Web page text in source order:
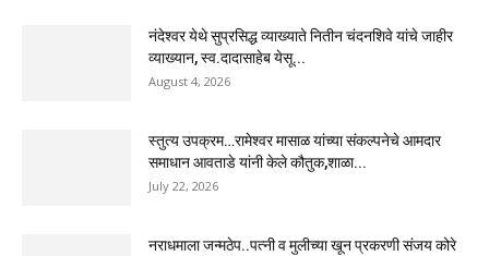
नंदेश्वर येथे सुप्रसिद्ध व्याख्याते नितीन चंदनशिवे यांचे जाहीर
व्याख्यान, स्व.दादासाहेब येसू...
August 4, 2026
स्तुत्य उपक्रम…रामेश्वर मासाळ यांच्या संकल्पनेचे आमदार
समाधान आवताडे यांनी केले कौतुक,शाळा...
July 22, 2026
नराधमाला जन्मठेप..पत्नी व मुलीच्या खून प्रकरणी संजय कोरे